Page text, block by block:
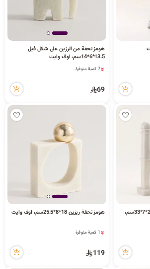
هومز تحفة من الرزين على شكل فيل
13.5*6*14سم، اوف وايت
7 كمية متوفرة
7 كمية متوفرة
69
هومز تمثال ديكور أزتك ريزن 28*7*33سم،
هومز تحفة ريزين 18*8*25.5سم، اوف وايت
1 كمية متوفرة
1 كمية متوفرة
119